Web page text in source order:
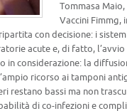
Tommasa
Vaccini Fimmg,
con decisione: i
acute e, di fatto,
considerazione: la
ricorso ai tamponi
restano bassi ma non
di co-infezioni e